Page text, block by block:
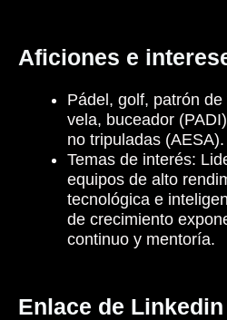
Aficiones e
Pádel, golf, patrón
vela, buceador
no tripuladas (AESA).
Temas de interés:
equipos de alto
tecnológica e
de crecimiento
continuo y mentoría.
Enlace de Linkedin